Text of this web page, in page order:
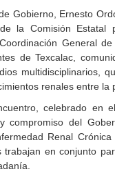
Gobierno, Ernesto
la Comisión Estatal
General
de Texcalac,
multidisciplinarios,
renales entre la
celebrado en
compromiso del
Renal
trabajan en conjunto